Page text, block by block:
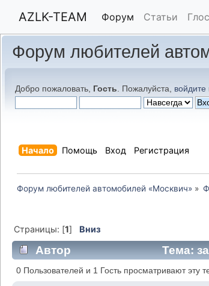
AZLK-TEAM Форум Статьи
Форум любителей
Добро пожаловать, Гость . Пожалуйста, войдите
Начало Помощь Вход Регистрация
Форум любителей автомобилей «Москвич» »
Страницы: [1] Вниз
Автор Тема:
0 Пользователей и 1 Гость просматривают эту